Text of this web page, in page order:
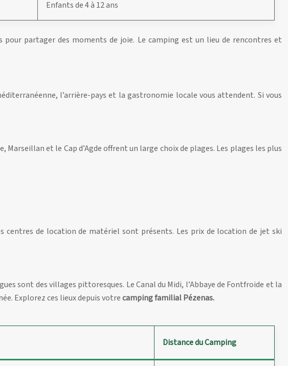
Enfants de 4 à 12 ans
partager des moments de joie. Le camping est un lieu de rencontres et
l’arrière-pays et la gastronomie locale vous attendent. Si vous
et le Cap d’Agde offrent un large choix de plages. Les plages les plus
centres de location de matériel sont présents. Les prix de location de jet ski
sont des villages pittoresques. Le Canal du Midi, l’Abbaye de Fontfroide et la
Explorez ces lieux depuis votrecamping familial Pézenas.
Distance du Camping